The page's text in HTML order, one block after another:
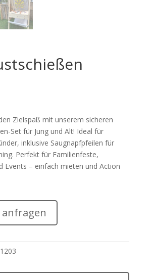
Zielspaß mit unserem sicheren
Set für Jung und Alt! Ideal für
inklusive Saugnapfpfeilen für
Perfekt für Familienfeste,
Events – einfach mieten und Action
anfragen
1203